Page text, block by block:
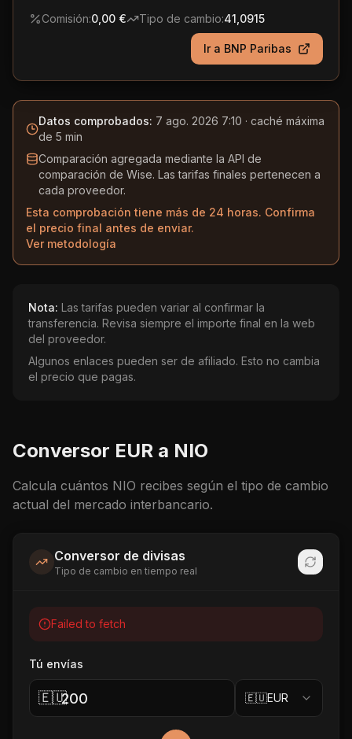
Comisión:0,00 € Tipo de cambio:41,0915
Ir a BNP Paribas
Datos comprobados: 7 ago. 2026 7:10 · caché máxima
de 5 min
Comparación agregada mediante la API de
comparación de Wise. Las tarifas finales pertenecen a
cada proveedor.
Esta comprobación tiene más de 24 horas. Confirma
el precio final antes de enviar.
Ver metodología
Nota: Las tarifas pueden variar al confirmar la
transferencia. Revisa siempre el importe final en la web
del proveedor.
Algunos enlaces pueden ser de afiliado. Esto no cambia
el precio que pagas.
Conversor EUR a NIO
Calcula cuántos NIO recibes según el tipo de cambio
actual del mercado interbancario.
Conversor de divisas
Tipo de cambio en tiempo real
Failed to fetch
Tú envías
🇪🇺 🇪🇺EUR